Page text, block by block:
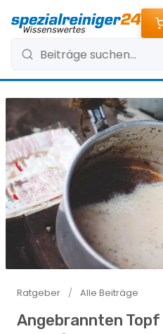
Ratgeber / Alle Beiträge
Angebrannten